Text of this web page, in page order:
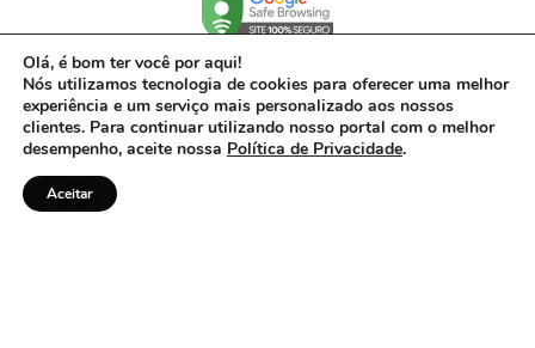
Olá, é bom ter você por aqui!
Nós utilizamos tecnologia de cookies para oferecer uma melhor
experiência e um serviço mais personalizado aos nossos
clientes. Para continuar utilizando nosso portal com o melhor
desempenho, aceite nossa Política de Privacidade.
Aceitar